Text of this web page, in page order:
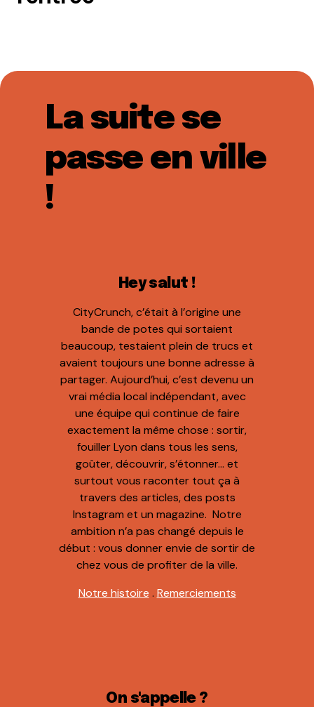
La suite se
passe en ville
!
Hey salut !
CityCrunch, c’était à l’origine une
bande de potes qui sortaient
beaucoup, testaient plein de trucs et
avaient toujours une bonne adresse à
partager. Aujourd’hui, c’est devenu un
vrai média local indépendant, avec
une équipe qui continue de faire
exactement la même chose : sortir,
fouiller Lyon dans tous les sens,
goûter, découvrir, s’étonner… et
surtout vous raconter tout ça à
travers des articles, des posts
Instagram et un magazine. Notre
ambition n’a pas changé depuis le
début : vous donner envie de sortir de
chez vous de profiter de la ville.
Notre histoire . Remerciements
On s'appelle ?